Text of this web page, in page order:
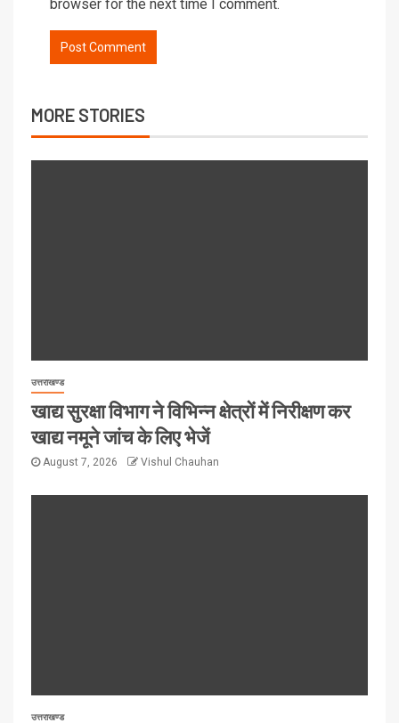
browser for the next time I comment.
MORE STORIES
उत्तराखण्ड
खाद्य सुरक्षा विभाग ने विभिन्न क्षेत्रों में निरीक्षण कर
खाद्य नमूने जांच के लिए भेजें
August 7, 2026 Vishul Chauhan
उत्तराखण्ड